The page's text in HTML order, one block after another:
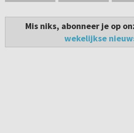
Mis niks, abonneer je op
wekelijkse